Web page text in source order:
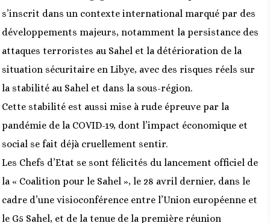
s’inscrit dans un contexte international marqué par des
développements majeurs, notamment la persistance des
attaques terroristes au Sahel et la détérioration de la
situation sécuritaire en Libye, avec des risques réels sur
la stabilité au Sahel et dans la sous-région.
Cette stabilité est aussi mise à rude épreuve par la
pandémie de la COVID-19, dont l’impact économique et
social se fait déjà cruellement sentir.
Les Chefs d’Etat se sont félicités du lancement officiel de
la « Coalition pour le Sahel », le 28 avril dernier, dans le
cadre d’une visioconférence entre l’Union européenne et
le G5 Sahel, et de la tenue de la première réunion